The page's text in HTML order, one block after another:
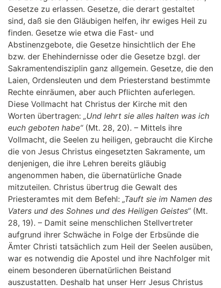
Gesetze zu erlassen. Gesetze, die derart gestaltet
sind, daß sie den Gläubigen helfen, ihr ewiges Heil zu
finden. Gesetze wie etwa die Fast- und
Abstinenzgebote, die Gesetze hinsichtlich der Ehe
bzw. der Ehehindernisse oder die Gesetze bzgl. der
Sakramentendisziplin ganz allgemein. Gesetze, die den
Laien, Ordensleuten und dem Priesterstand bestimmte
Rechte einräumen, aber auch Pflichten auferlegen.
Diese Vollmacht hat Christus der Kirche mit den
Worten übertragen: „Und lehrt sie alles halten was ich
euch geboten habe“(Mt. 28, 20). – Mittels ihre
Vollmacht, die Seelen zu heiligen, gebraucht die Kirche
die von Jesus Christus eingesetzten Sakramente, um
denjenigen, die ihre Lehren bereits gläubig
angenommen haben, die übernatürliche Gnade
mitzuteilen. Christus übertrug die Gewalt des
Priesteramtes mit dem Befehl: „Tauft sie im Namen des
Vaters und des Sohnes und des Heiligen Geistes“(Mt.
28, 19). – Damit seine menschlichen Stellvertreter
aufgrund ihrer Schwäche in Folge der Erbsünde die
Ämter Christi tatsächlich zum Heil der Seelen ausüben,
war es notwendig die Apostel und ihre Nachfolger mit
einem besonderen übernatürlichen Beistand
auszustatten. Deshalb hat unser Herr Jesus Christus